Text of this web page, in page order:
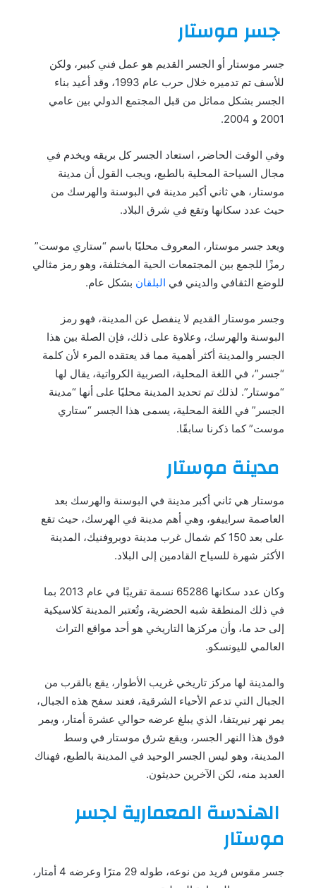
جسر موستار
جسر موستار أو الجسر القديم هو عمل فني كبير، ولكن
للأسف تم تدميره خلال حرب عام 1993، وقد أعيد بناء
الجسر بشكل مماثل من قبل المجتمع الدولي بين عامي
2001 و 2004.
وفي الوقت الحاضر، استعاد الجسر كل بريقه ويخدم في
مجال السياحة المحلية بالطبع، ويجب القول أن مدينة
موستار، هي ثاني أكبر مدينة في البوسنة والهرسك من
حيث عدد سكانها وتقع في شرق البلاد.
ويعد جسر موستار، المعروف محليًا باسم “ستاري موست”
رمزًا للجمع بين المجتمعات الحية المختلفة، وهو رمز مثالي
للوضع الثقافي والديني في البلقان بشكل عام.
وجسر موستار القديم لا ينفصل عن المدينة، فهو رمز
البوسنة والهرسك، وعلاوة على ذلك، فإن الصلة بين هذا
الجسر والمدينة أكثر أهمية مما قد يعتقده المرء لأن كلمة
“جسر”، في اللغة المحلية، الصربية الكرواتية، يقال لها
“موستار”. لذلك تم تحديد المدينة محليًا على أنها “مدينة
الجسر” في اللغة المحلية، يسمى هذا الجسر “ستاري
موست” كما ذكرنا سابقًا.
مدينة موستار
موستار هي ثاني أكبر مدينة في البوسنة والهرسك بعد
العاصمة سراييفو، وهي أهم مدينة في الهرسك، حيث تقع
على بعد 150 كم شمال غرب مدينة دوبروفنيك، المدينة
الأكثر شهرة للسياح القادمين إلى البلاد.
وكان عدد سكانها 65286 نسمة تقريبًا في عام 2013 بما
في ذلك المنطقة شبه الحضرية، وتُعتبر المدينة كلاسيكية
إلى حد ما، وأن مركزها التاريخي هو أحد مواقع التراث
العالمي لليونسكو.
والمدينة لها مركز تاريخي غريب الأطوار، يقع بالقرب من
الجبال التي تدعم الأحياء الشرقية، فعند سفح هذه الجبال،
يمر نهر نيريتفا، الذي يبلغ عرضه حوالي عشرة أمتار، ويمر
فوق هذا النهر الجسر، ويقع شرق موستار في وسط
المدينة، وهو ليس الجسر الوحيد في المدينة بالطبع، فهناك
العديد منه، لكن الآخرين حديثون.
الهندسة المعمارية لجسر
موستار
جسر مقوس فريد من نوعه، طوله 29 مترًا وعرضه 4 أمتار،